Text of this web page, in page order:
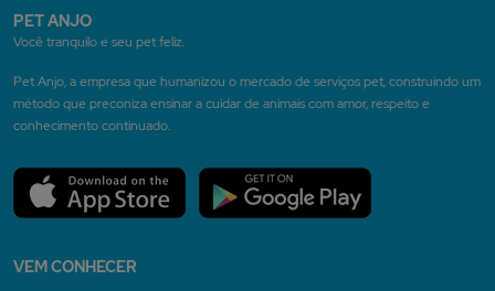
PET ANJO
Você tranquilo e seu pet feliz.
Pet Anjo, a empresa que humanizou o mercado de serviços pet, construindo um
método que preconiza ensinar a cuidar de animais com amor, respeito e
conhecimento continuado.
VEM CONHECER